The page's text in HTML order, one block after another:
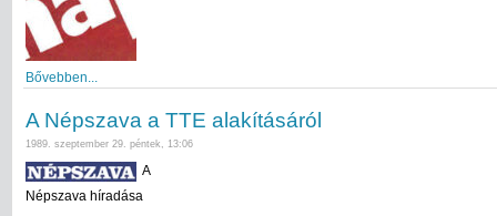
Bővebben...
A Népszava a TTE alakításáról
1989. szeptember 29. péntek, 13:06
A
Népszava híradása